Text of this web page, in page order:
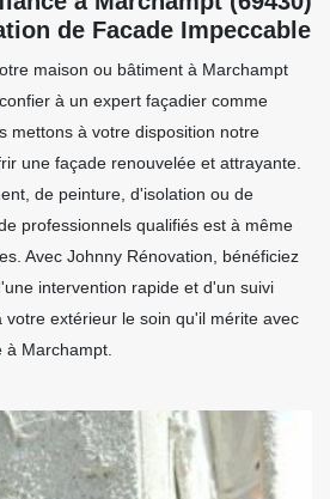
de Facade Impeccable
maison ou bâtiment à Marchampt
à un expert façadier comme
mettons à votre disposition notre
une façade renouvelée et attrayante.
de peinture, d'isolation ou de
professionnels qualifiés est à même
Avec Johnny Rénovation, bénéficiez
intervention rapide et d'un suivi
votre extérieur le soin qu'il mérite avec
Marchampt.